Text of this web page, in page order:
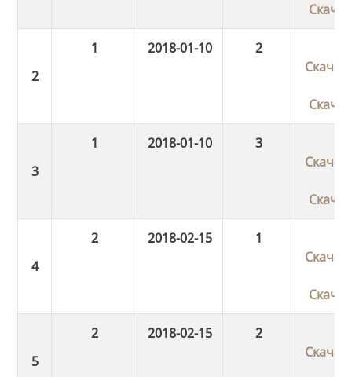
1 2018-01-10
2
1 2018-01-10
3
2 2018-02-15
1
2 2018-02-15
2